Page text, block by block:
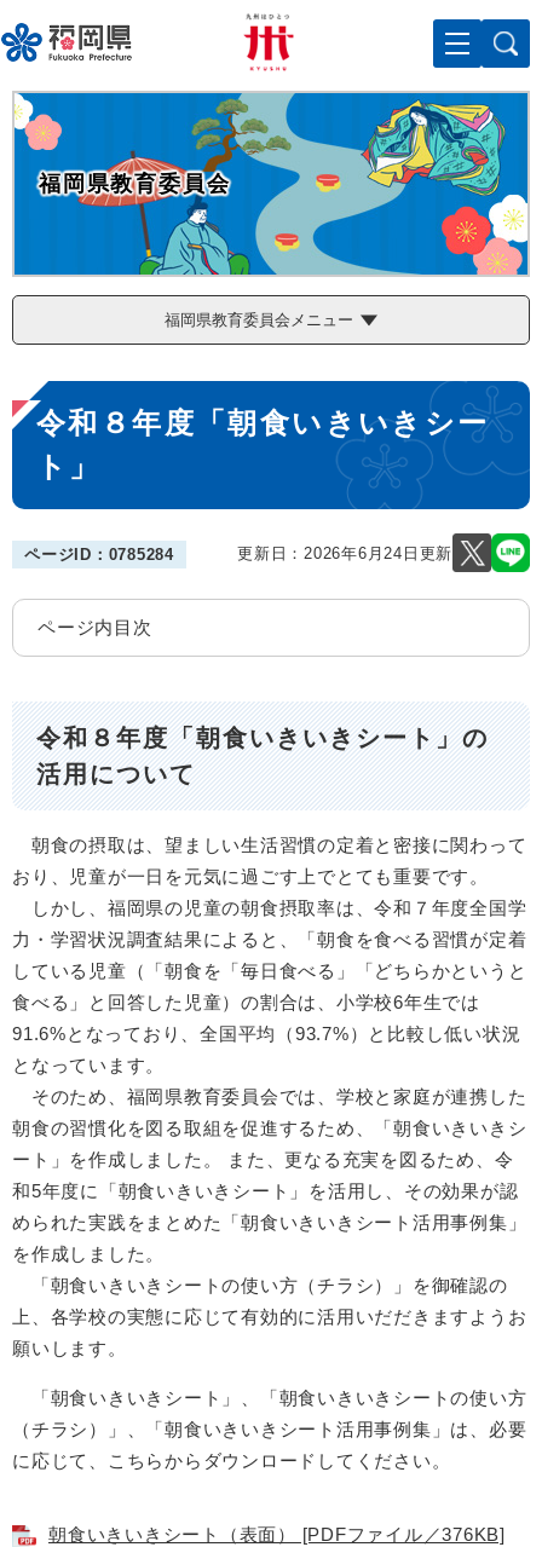
ー
ジ
の
先
メニューを飛ばして本文へ
福岡県教育委員会
福岡県教育委員会メニュー
本
文
令和８年度「朝食いきいきシー
ト」
ページID：0785284 更新日：2026年6月24日更新
ページ内目次
令和８年度「朝食いきいきシート」の
活用について
朝食の摂取は、望ましい生活習慣の定着と密接に関わって
おり、児童が一日を元気に過ごす上でとても重要です。
しかし、福岡県の児童の朝食摂取率は、令和７年度全国学
力・学習状況調査結果によると、「朝食を食べる習慣が定着
している児童（「朝食を「毎日食べる」「どちらかというと
食べる」と回答した児童）の割合は、小学校6年生では
91.6%となっており、全国平均（93.7%）と比較し低い状況
となっています。
そのため、福岡県教育委員会では、学校と家庭が連携した
朝食の習慣化を図る取組を促進するため、「朝食いきいきシ
ート」を作成しました。 また、更なる充実を図るため、令
和5年度に「朝食いきいきシート」を活用し、その効果が認
められた実践をまとめた「朝食いきいきシート活用事例集」
を作成しました。
「朝食いきいきシートの使い方（チラシ）」を御確認の
上、各学校の実態に応じて有効的に活用いだだきますようお
願いします。
「朝食いきいきシート」、「朝食いきいきシートの使い方
（チラシ）」、「朝食いきいきシート活用事例集」は、必要
に応じて、こちらからダウンロードしてください。
朝食いきいきシート（表面） [PDFファイル／376KB]